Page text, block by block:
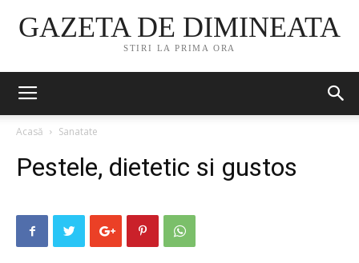
GAZETA DE DIMINEATA
STIRI LA PRIMA ORA
Acasă Sanatate
Pestele, dietetic si gustos